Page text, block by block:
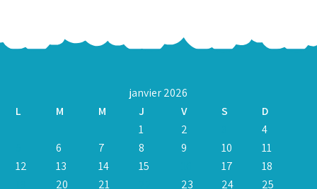
janvier 2026
L
M M J V S
D
1
2
4
6 7 8 9 10
11
12
13 14 15 17
18
20 21 23 24
25